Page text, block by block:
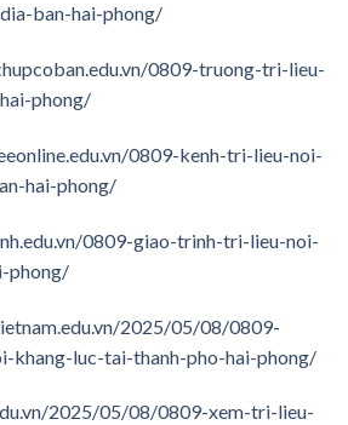
ban-hai-phong/
0809-truong-tri-lieu-
phong/
0809-kenh-tri-lieu-noi-
hai-phong/
0809-giao-trinh-tri-lieu-noi-
phong/
2025/05/08/0809-
khang-luc-tai-thanh-pho-hai-phong/
2025/05/08/0809-xem-tri-lieu-